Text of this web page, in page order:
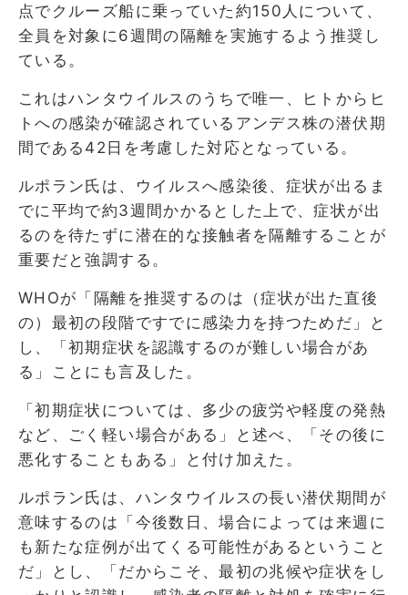
点でクルーズ船に乗っていた約150人について、
全員を対象に6週間の隔離を実施するよう推奨し
ている。
これはハンタウイルスのうちで唯一、ヒトからヒ
トへの感染が確認されているアンデス株の潜伏期
間である42日を考慮した対応となっている。
ルポラン氏は、ウイルスへ感染後、症状が出るま
でに平均で約3週間かかるとした上で、症状が出
るのを待たずに潜在的な接触者を隔離することが
重要だと強調する。
WHOが「隔離を推奨するのは（症状が出た直後
の）最初の段階ですでに感染力を持つためだ」と
し、「初期症状を認識するのが難しい場合があ
る」ことにも言及した。
「初期症状については、多少の疲労や軽度の発熱
など、ごく軽い場合がある」と述べ、「その後に
悪化することもある」と付け加えた。
ルポラン氏は、ハンタウイルスの長い潜伏期間が
意味するのは「今後数日、場合によっては来週に
も新たな症例が出てくる可能性があるということ
だ」とし、「だからこそ、最初の兆候や症状をし